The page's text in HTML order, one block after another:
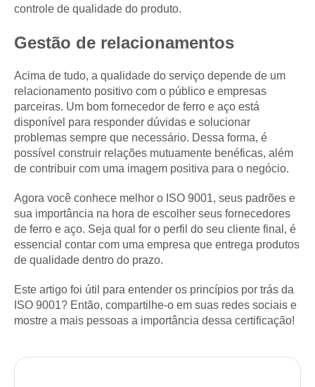
controle de qualidade do produto.
Gestão de relacionamentos
Acima de tudo, a qualidade do serviço depende de um
relacionamento positivo com o público e empresas
parceiras. Um bom fornecedor de ferro e aço está
disponível para responder dúvidas e solucionar
problemas sempre que necessário. Dessa forma, é
possível construir relações mutuamente benéficas, além
de contribuir com uma imagem positiva para o negócio.
Agora você conhece melhor o ISO 9001, seus padrões e
sua importância na hora de escolher seus fornecedores
de ferro e aço. Seja qual for o perfil do seu cliente final, é
essencial contar com uma empresa que entrega produtos
de qualidade dentro do prazo.
Este artigo foi útil para entender os princípios por trás da
ISO 9001? Então, compartilhe-o em suas redes sociais e
mostre a mais pessoas a importância dessa certificação!